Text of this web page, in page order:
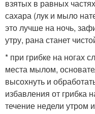
взятых в равных
сахара (лук и мыло
это лучше на ночь,
утру, рана станет
* при грибке на ногах
места мылом,
высохнуть и
избавления от грибка
течение недели